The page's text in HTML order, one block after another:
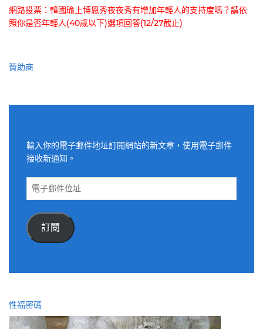
網路投票：韓國瑜上博恩秀夜夜秀有增加年輕人的支持度嗎？請依
照你是否年輕人(40歲以下)選項回答(12/27截止)
贊助商
輸入你的電子郵件地址訂閱網站的新文章，使用電子郵件
接收新通知。
電
件
位
訂閱
性福密碼